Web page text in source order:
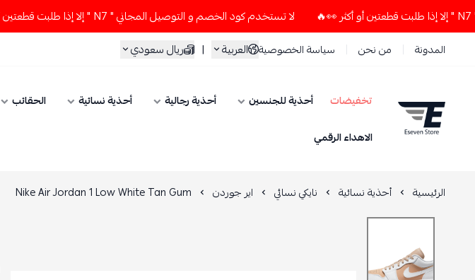
لا تستخدم كود الخصم و التوصيل المجاني " N7 " إلا إذا طلبت قطعتين أو أكثر 👀🔥
المدونة من نحن سياسة الخصوصية العربية | ريال سعودي
ESEVEN STORE
تخفيضات أحذية للجنسين أحذية رجالية أحذية نسائية الحقائب
الاهداء الرقمي
الرئيسية أحذية نسائية نايكي نسائي اير جوردن Nike Air Jordan 1 Low White Tan Gum